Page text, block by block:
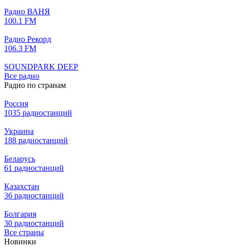
Радио ВАНЯ
100.1 FM
Радио Рекорд
106.3 FM
SOUNDPARK DEEP
Все радио
Радио по странам
Россия
1035 радиостанций
Украина
188 радиостанций
Беларусь
61 радиостанций
Казахстан
36 радиостанций
Болгария
30 радиостанций
Все страны
Новинки